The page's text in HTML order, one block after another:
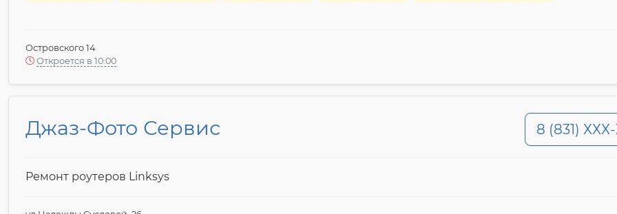
Островского 14
Откроется в 10:00
Джаз-Фото Сервис 8 (831)
Ремонт роутеров Linksys